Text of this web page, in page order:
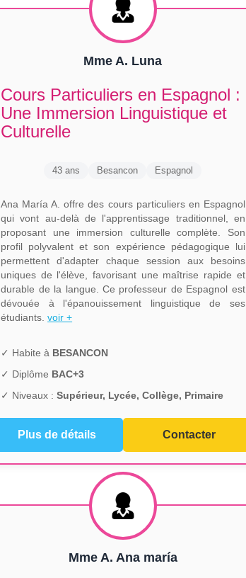
Mme A. Luna
Cours Particuliers en Espagnol :
Une Immersion Linguistique et
Culturelle
43 ans Besancon Espagnol
Ana María A. offre des cours particuliers en Espagnol
qui vont au-delà de l'apprentissage traditionnel, en
proposant une immersion culturelle complète. Son
profil polyvalent et son expérience pédagogique lui
permettent d'adapter chaque session aux besoins
uniques de l'élève, favorisant une maîtrise rapide et
durable de la langue. Ce professeur de Espagnol est
dévouée à l'épanouissement linguistique de ses
étudiants.voir +
✓ Habite à BESANCON
✓ Diplôme BAC+3
✓ Niveaux :Supérieur, Lycée, Collège, Primaire
Plus de détails Contacter
Mme A. Ana maría